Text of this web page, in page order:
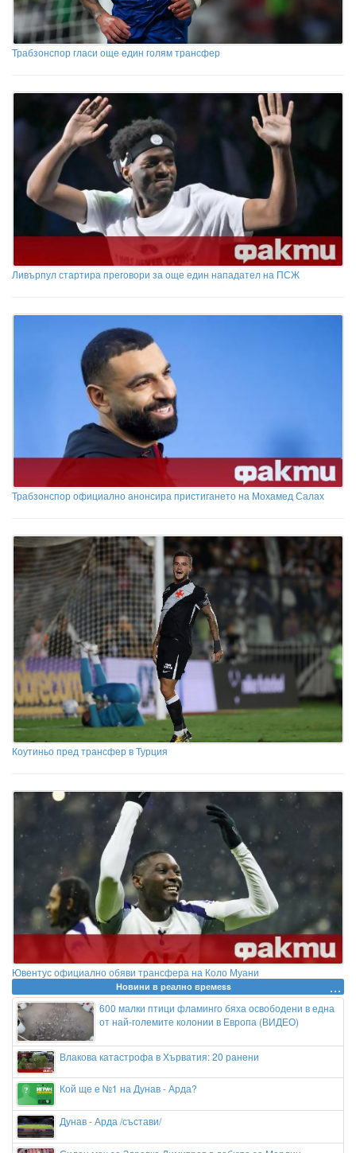
Трабзонспор гласи още един голям трансфер
Ливърпул стартира преговори за още един нападател на ПСЖ
Трабзонспор официално анонсира пристигането на Мохамед Салах
Коутиньо пред трансфер в Турция
Ювентус официално обяви трансфера на Коло Муани
Новини в реално времеss
600 малки птици фламинго бяха освободени в една
от най-големите колонии в Европа (ВИДЕО)
Влакова катастрофа в Хърватия: 20 ранени
Кой ще е №1 на Дунав - Арда?
Дунав - Арда /състави/